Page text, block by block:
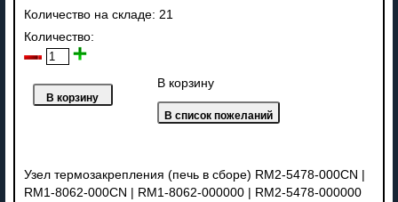
Количество на складе: 21
Количество:
В корзину
Узел термозакрепления (печь в сборе) RM2-5478-000CN |
RM1-8062-000CN | RM1-8062-000000 | RM2-5478-000000